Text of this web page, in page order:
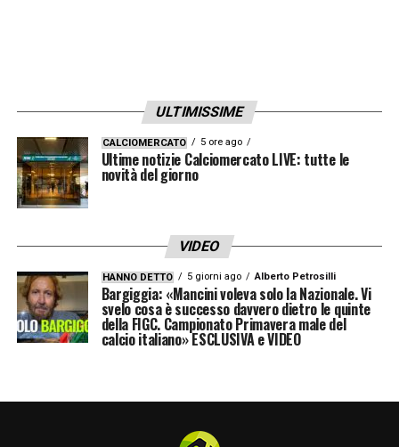
LA PLAYLIST DELLE NOSTRE TOP NEWS
ULTIMISSIME
CALCIOMERCATO 5 ore ago
Ultime notizie Calciomercato LIVE: tutte le
novità del giorno
VIDEO
HANNO DETTO 5 giorni ago Alberto Petrosilli
Bargiggia: «Mancini voleva solo la Nazionale. Vi
svelo cosa è successo davvero dietro le quinte
della FIGC. Campionato Primavera male del
calcio italiano» ESCLUSIVA e VIDEO